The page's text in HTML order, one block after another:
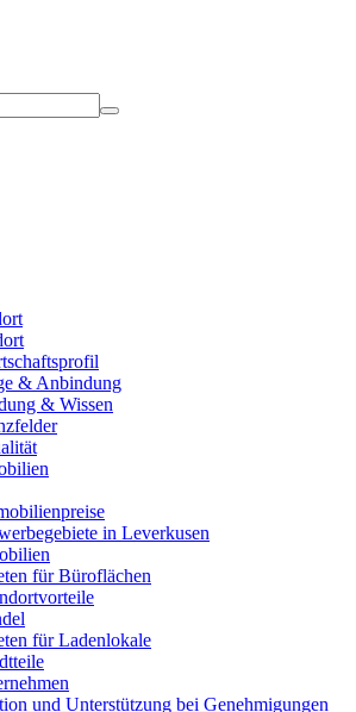
& Anbindung
& Wissen
in Leverkusen
für Büroflächen
für Ladenlokale
und Unterstützung bei Genehmigungen